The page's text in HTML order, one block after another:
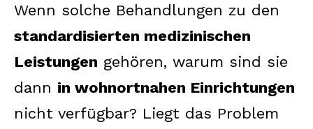
Wenn solche Behandlungen zu den
standardisierten medizinischen
Leistungen gehören, warum sind sie
dann in wohnortnahen Einrichtungen
nicht verfügbar? Liegt das Problem